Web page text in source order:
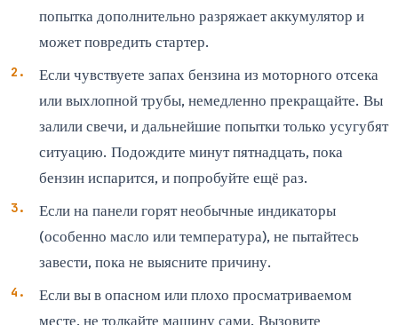
попытка дополнительно разряжает аккумулятор и
может повредить стартер.
Если чувствуете запах бензина из моторного отсека
или выхлопной трубы, немедленно прекращайте. Вы
залили свечи, и дальнейшие попытки только усугубят
ситуацию. Подождите минут пятнадцать, пока
бензин испарится, и попробуйте ещё раз.
Если на панели горят необычные индикаторы
(особенно масло или температура), не пытайтесь
завести, пока не выясните причину.
Если вы в опасном или плохо просматриваемом
месте, не толкайте машину сами. Вызовите